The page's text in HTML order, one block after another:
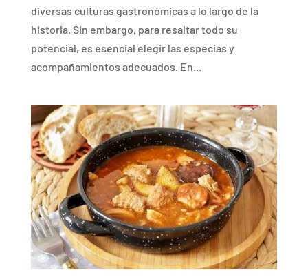
diversas culturas gastronómicas a lo largo de la
historia. Sin embargo, para resaltar todo su
potencial, es esencial elegir las especias y
acompañamientos adecuados. En...